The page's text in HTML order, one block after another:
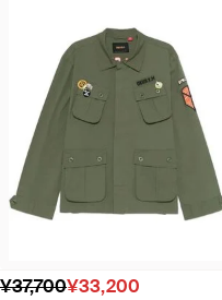
¥37,700¥33,200